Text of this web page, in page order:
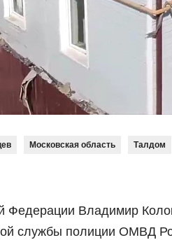
Московская область Талдом
Федерации Владимир
службы полиции ОМВД